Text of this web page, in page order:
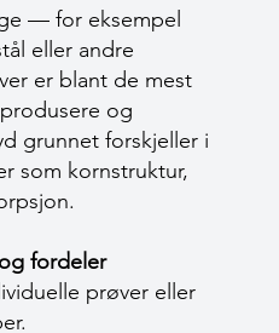
— for eksempel
eller andre
er blant de mest
og
grunnet forskjeller i
som kornstruktur,
fordeler
prøver eller